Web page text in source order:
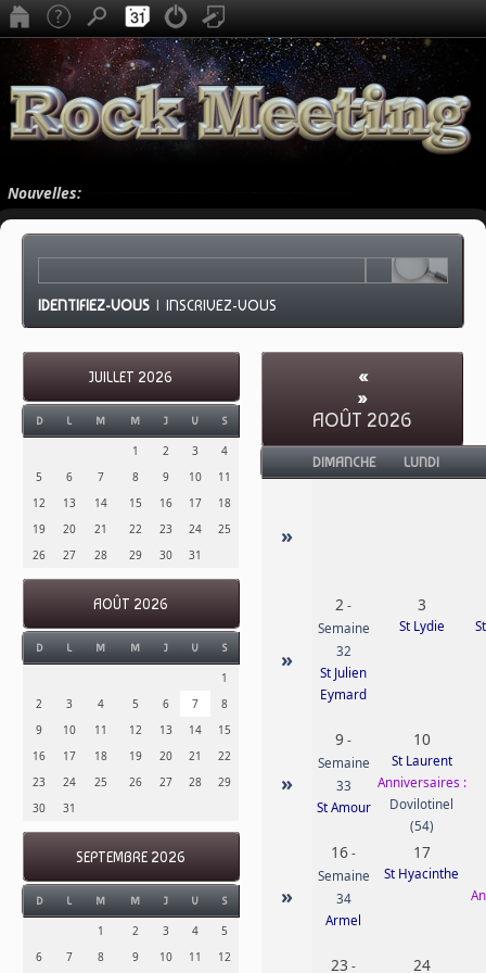
Nouvelles:
IDENTIFIEZ-VOUS |INSCRIVEZ-VOUS
JUILLET 2026
D L M M J V S
1 2 3
4
5
6 7 8 9 10
11
12
13 14 15 16 17
18
19
20 21 22 23 24
25
26
27 28 29 30 31
AOÛT 2026
D L M M J V S
1
2
3 4 5 6 7
8
9
10 11 12 13 14
15
16
17 18 19 20 21
22
23
24 25 26 27 28
29
30
31
SEPTEMBRE 2026
D L M M J V S
1 2 3 4
5
6
7 8 9 10 11 12
«
»
AOÛT 2026
DIMANCHE LUNDI
»
»
2 -
Semaine
32
St Julien
Eymard
3
St Lydie
»
9 -
Semaine
33
St Amour
10
St Laurent
Anniversaires :
Dovilotinel
(54)
»
16 -
Semaine
34
Armel
17
St Hyacinthe
23 - 24